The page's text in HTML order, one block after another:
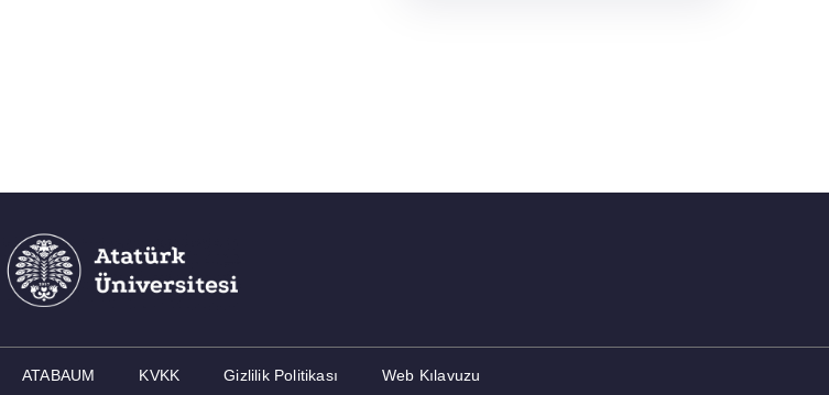
ATABAUM KVKK Gizlilik Politikası Web Kılavuzu